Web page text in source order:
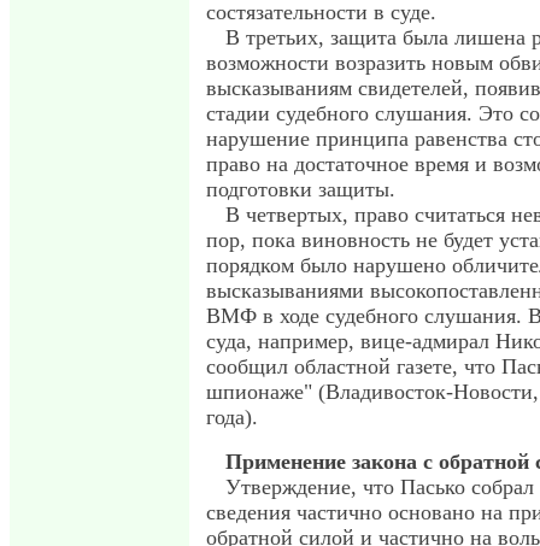
состязательности в суде.
В третьих, защита была лишена
возможности возразить новым
высказываниям свидетелей,
стадии судебного слушания. Это
нарушение принципа равенства
право на достаточное время и
подготовки защиты.
В четвертых, право считаться
пор, пока виновность не будет
порядком было нарушено
высказываниями
ВМФ в ходе судебного слушания.
суда, например, вице-адмирал
сообщил областной газете, что
шпионаже" (Владивосток-Новости,
года).
Применение закона с обратной
Утверждение, что Пасько
сведения частично основано на
обратной силой и частично на